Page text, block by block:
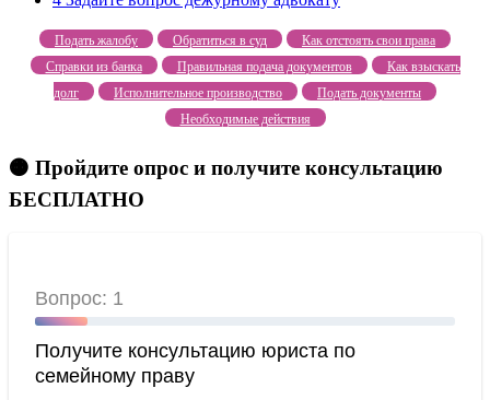
Подать жалобу Обратиться в суд
Как отстоять свои права
Справки из банка
Правильная подача документов
Как взыскать
долг
Исполнительное производство
Подать документы
Необходимые действия
🟠 Пройдите опрос и получите консультацию
БЕСПЛАТНО